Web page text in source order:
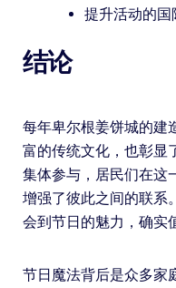
提升活动的国
结论
每年卑尔根姜饼城的建
富的传统文化，也彰显
集体参与，居民们在这
增强了彼此之间的联系
会到节日的魅力，确实
节日魔法背后是众多家